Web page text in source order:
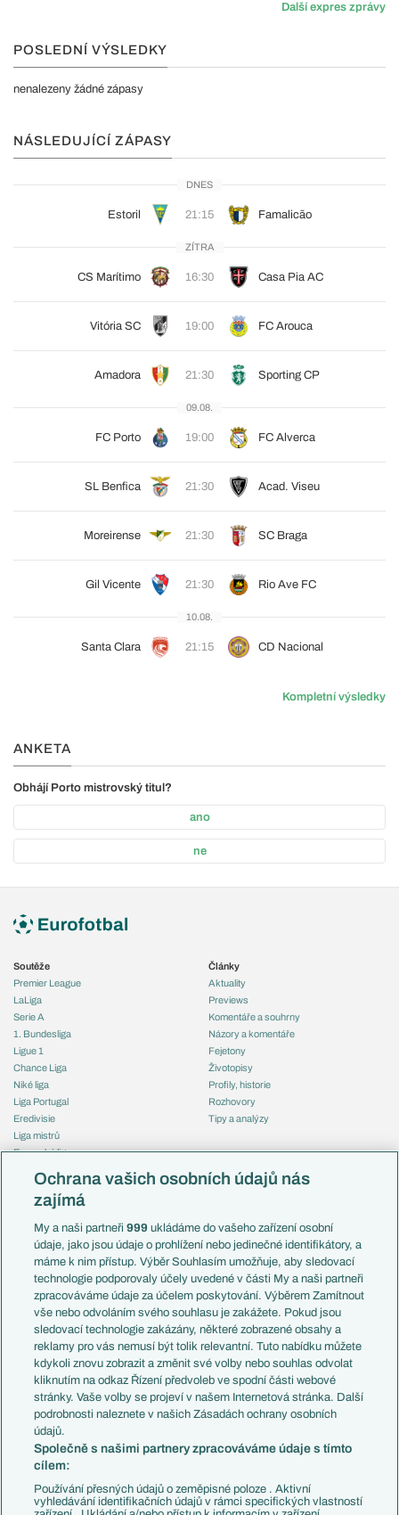
Další expres zprávy
POSLEDNÍ VÝSLEDKY
nenalezeny žádné zápasy
NÁSLEDUJÍCÍ ZÁPASY
DNES
Estoril 21:15 Famalicão
ZÍTRA
CS Marítimo 16:30 Casa Pia AC
Vitória SC 19:00 FC Arouca
Amadora 21:30 Sporting CP
09.08.
FC Porto 19:00 FC Alverca
SL Benfica 21:30 Acad. Viseu
Moreirense 21:30 SC Braga
Gil Vicente 21:30 Rio Ave FC
10.08.
Santa Clara 21:15 CD Nacional
Kompletní výsledky
ANKETA
Obhájí Porto mistrovský titul?
ano
ne
Soutěže
Premier League
LaLiga
Serie A
1. Bundesliga
Ligue 1
Chance Liga
Niké liga
Liga Portugal
Eredivisie
Liga mistrů
Evropská liga
Mistrovství světa
Liga národů
Témata
Představení týmů MS
EuroSkauting
PL v kostce
Evropské koeficienty
Přestupy
Přestupové spekulace
Zranění
Kluby
Arsenal FC
Chelsea FC
Manchester United
AC Milán
Juventus FC
Bayern Mnichov
Články
Aktuality
Previews
Komentáře a souhrny
Názory a komentáře
Fejetony
Životopisy
Profily, historie
Rozhovory
Tipy a analýzy
Česko
Francie
Itálie
Německo
Španělsko
Argentina
Brazílie
Přestupy
Zápasy
Livescore
Tipovací soutěž
Ochrana vašich osobních údajů nás
zajímá
My a naši partneři999 ukládáme do vašeho zařízení osobní
údaje, jako jsou údaje o prohlížení nebo jedinečné identifikátory, a
máme k nim přístup. Výběr Souhlasím umožňuje, aby sledovací
technologie podporovaly účely uvedené v části My a naši partneři
zpracováváme údaje za účelem poskytování. Výběrem Zamítnout
vše nebo odvoláním svého souhlasu je zakážete. Pokud jsou
sledovací technologie zakázány, některé zobrazené obsahy a
reklamy pro vás nemusí být tolik relevantní. Tuto nabídku můžete
kdykoli znovu zobrazit a změnit své volby nebo souhlas odvolat
kliknutím na odkaz Řízení předvoleb ve spodní části webové
stránky. Vaše volby se projeví v našem Internetová stránka. Další
podrobnosti naleznete v našich Zásadách ochrany osobních
údajů.
Společně s našimi partnery zpracováváme údaje s tímto
cílem:
Používání přesných údajů o zeměpisné poloze . Aktivní
vyhledávání identifikačních údajů v rámci specifických vlastností